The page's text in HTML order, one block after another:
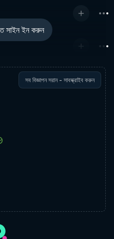
সাইন ইন করুন
সব বিজ্ঞাপন সরান - সাবস্ক্রাইব করুন